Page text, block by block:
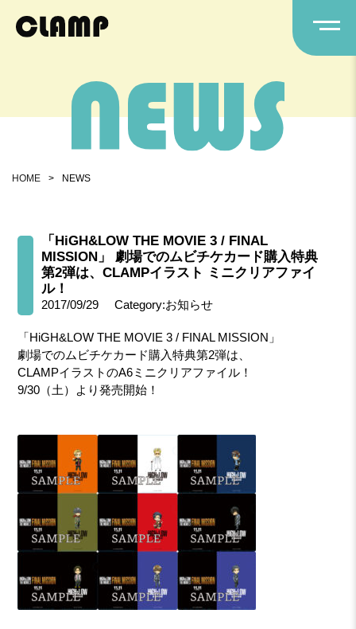
HOME > NEWS
「HiGH&LOW THE MOVIE 3 / FINAL
MISSION」 劇場でのムビチケカード購入特典
第2弾は、CLAMPイラスト ミニクリアファイ
ル！
2017/09/29 Category:お知らせ
「HiGH&LOW THE MOVIE 3 / FINAL MISSION」
劇場でのムビチケカード購入特典第2弾は、
CLAMPイラストのA6ミニクリアファイル！
9/30（土）より発売開始！